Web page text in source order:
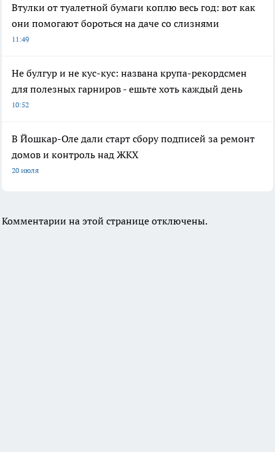
Втулки от туалетной бумаги коплю весь год: вот как
они помогают бороться на даче со слизнями
11:49
Не булгур и не кус-кус: названа крупа-рекордсмен
для полезных гарниров - ешьте хоть каждый день
10:52
В Йошкар-Оле дали старт сбору подписей за ремонт
домов и контроль над ЖКХ
20 июля
Комментарии на этой странице отключены.